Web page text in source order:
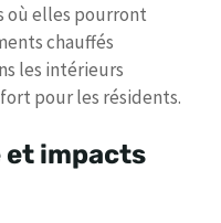
où elles pourront
chauffés
les intérieurs
pour les résidents.
et impacts